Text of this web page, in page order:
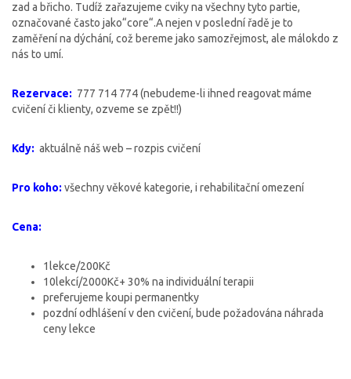
zad a břicho. Tudíž zařazujeme cviky na všechny tyto partie,
označované často jako“core“.A nejen v poslední řadě je to
zaměření na dýchání, což bereme jako samozřejmost, ale málokdo z
nás to umí.
Rezervace: 777 714 774 (nebudeme-li ihned reagovat máme
cvičení či klienty, ozveme se zpět!!)
Kdy: aktuálně náš web – rozpis cvičení
Pro koho: všechny věkové kategorie, i rehabilitační omezení
Cena:
1lekce/200Kč
10lekcí/2000Kč+ 30% na individuální terapii
preferujeme koupi permanentky
pozdní odhlášení v den cvičení, bude požadována náhrada
ceny lekce